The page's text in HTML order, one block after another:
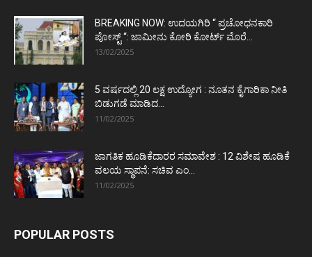
BREAKING NOW: ಉದಯಗಿರಿ “ ಪ್ರಚೋಧನಕಾರಿ
ಪೋಸ್ಟ್‌ “: ಜಾಮೀನು ಕೋರಿ ಕೋರ್ಟ್‌ ಮೊರೆ...
13/02/2025
5 ವರ್ಷದಲ್ಲಿ 20 ಲಕ್ಷ ಉದ್ಯೋಗ : ನೂತನ ಕೈಗಾರಿಕಾ ನೀತಿ
ಬಿಡುಗಡೆ ಮಾಡಿದ...
11/02/2025
ಜಾಗತಿಕ ಹೂಡಿಕೆದಾರರ ಸಮಾವೇಶ : 12 ವಿಶೇಷ ಹೂಡಿಕೆ
ವಲಯ ಸ್ಥಾಪನೆ: ಸಚಿವ ಎಂ...
11/02/2025
POPULAR POSTS